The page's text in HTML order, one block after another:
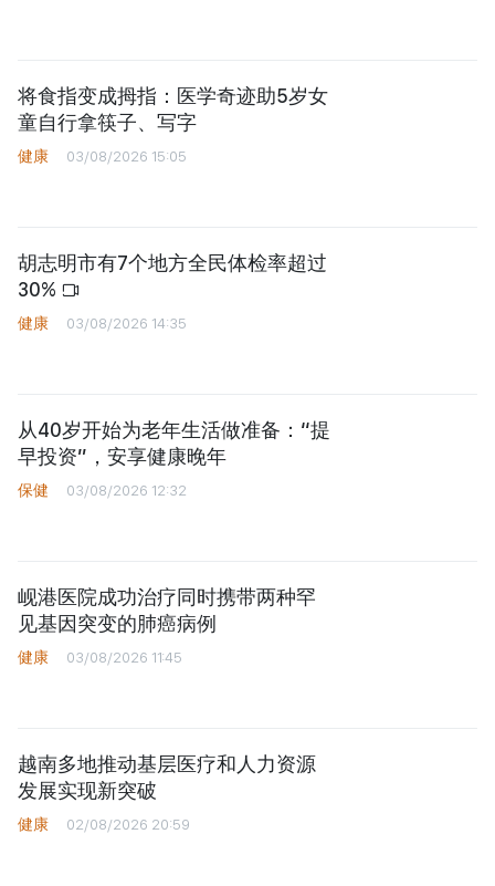
将食指变成拇指：医学奇迹助5岁女
童自行拿筷子、写字
健康 03/08/2026 15:05
胡志明市有7个地方全民体检率超过
30%
健康 03/08/2026 14:35
从40岁开始为老年生活做准备：“提
早投资”，安享健康晚年
保健 03/08/2026 12:32
岘港医院成功治疗同时携带两种罕
见基因突变的肺癌病例
健康 03/08/2026 11:45
越南多地推动基层医疗和人力资源
发展实现新突破
健康 02/08/2026 20:59